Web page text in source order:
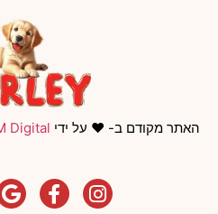
האתר מקודם ב- ❤️ על ידי Digital